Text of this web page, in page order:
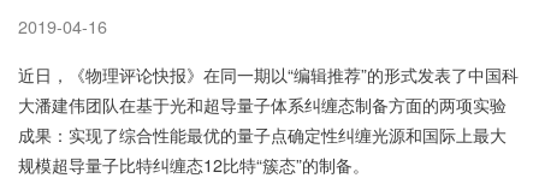
2019-04-16
近日，《物理评论快报》在同一期以“编辑推荐”的形式发表了中国科
大潘建伟团队在基于光和超导量子体系纠缠态制备方面的两项实验
成果：实现了综合性能最优的量子点确定性纠缠光源和国际上最大
规模超导量子比特纠缠态12比特“簇态”的制备。